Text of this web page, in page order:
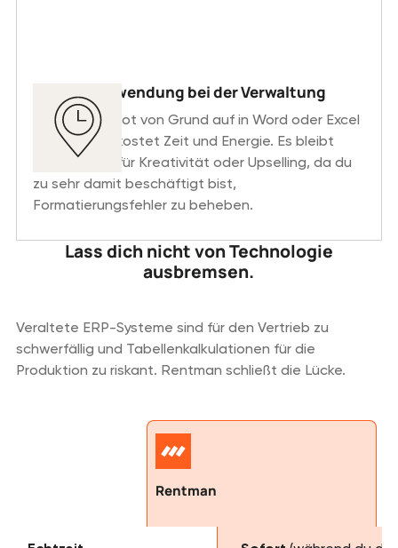
Zeitverschwendung bei der Verwaltung
Jedes Angebot von Grund auf in Word oder Excel
zu erstellen, kostet Zeit und Energie. Es bleibt
wenig Raum für Kreativität oder Upselling, da du
zu sehr damit beschäftigt bist,
Formatierungsfehler zu beheben.
Lass dich nicht von Technologie
ausbremsen.
Veraltete ERP-Systeme sind für den Vertrieb zu
schwerfällig und Tabellenkalkulationen für die
Produktion zu riskant. Rentman schließt die Lücke.
Rentman